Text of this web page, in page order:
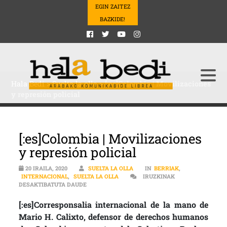
EGIN ZAITEZ
BAZKIDE!
Hala Bedi>Suelta la olla>[:es]Colombia | Movilizaciones
[:es]Colombia | Movilizaciones
y represión policial
20 IRAILA, 2020 SUELTA LA OLLA IN BERRIAK,
INTERNACIONAL, SUELTA LA OLLA
IRUZKINAK
DESAKTIBATUTA DAUDE[:ES]COLOMBIA | MOVILIZACIONES Y REPRESIÓN
[:es]Corresponsalia internacional de la mano de
Mario H. Calixto, defensor de derechos humanos